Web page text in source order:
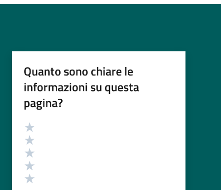
Quanto sono chiare le
informazioni su questa
pagina?
Valutazione